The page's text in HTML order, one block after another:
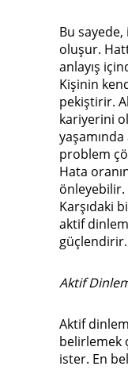
Bu
oluşur.
anlayış
Kişinin
pekiştirir.
kariyerini
problem
Hata
önleyebilir.
Karşıdaki
aktif
güçlendirir.
Aktif
Aktif
belirlemek
ister. En